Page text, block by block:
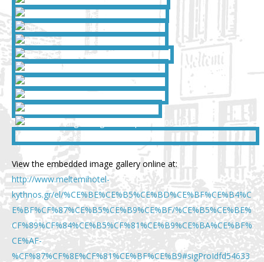
View the embedded image gallery online at:
http://www.meltemihotel-
kythnos.gr/el/%CE%BE%CE%B5%CE%BD%CE%BF%CE%B4%C
E%BF%CF%87%CE%B5%CE%B9%CE%BF/%CE%B5%CE%BE%
CF%89%CF%84%CE%B5%CF%81%CE%B9%CE%BA%CE%BF%
CE%AF-
%CF%87%CF%8E%CF%81%CE%BF%CE%B9#sigProIdfd54633